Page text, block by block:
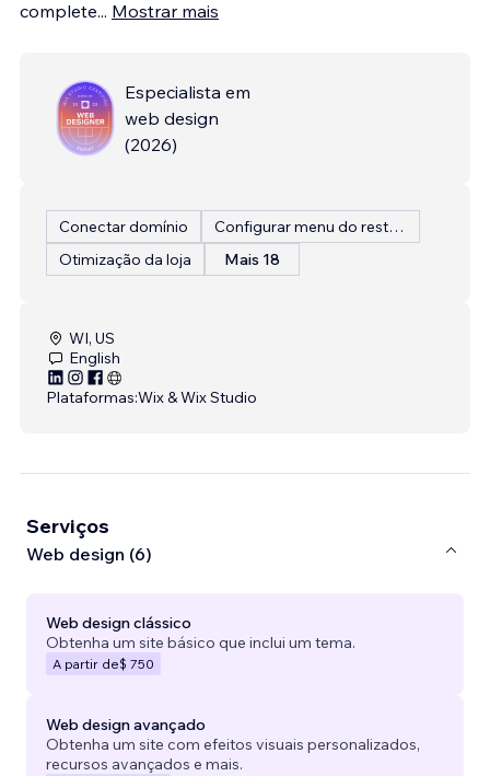
complete... Mostrar mais
Especialista em
web design
(2026)
Conectar domínio
Configurar menu do restaurante
Otimização da loja
Mais 18
WI, US
English
Plataformas:Wix & Wix Studio
Serviços
Web design (6)
Web design clássico
Obtenha um site básico que inclui um tema.
A partir de$ 750
Web design avançado
Obtenha um site com efeitos visuais personalizados,
recursos avançados e mais.